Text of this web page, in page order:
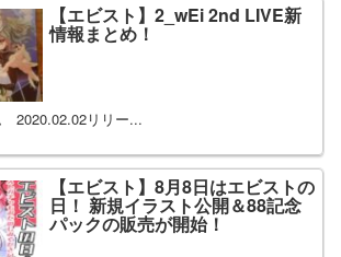
【エビスト】2_wEi 2nd LIVE新
情報まとめ！
2020.02.02リリー...
【エビスト】8月8日はエビストの
日！ 新規イラスト公開＆88記念
パックの販売が開始！